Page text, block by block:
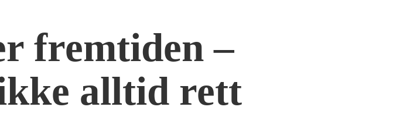
fremtiden –
alltid rett